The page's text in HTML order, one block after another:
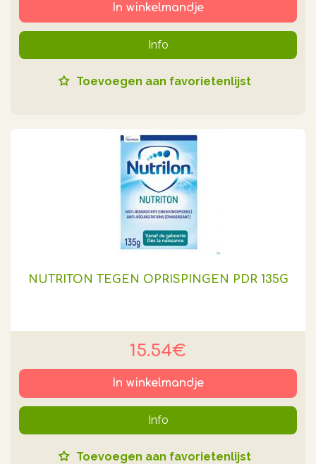
In winkelmandje
Info
Toevoegen aan favorietenlijst
NUTRITON TEGEN OPRISPINGEN PDR 135G
15.54€
In winkelmandje
Info
Toevoegen aan favorietenlijst